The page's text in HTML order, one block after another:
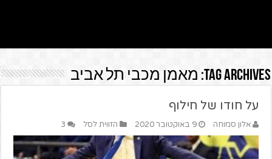
Tag Archives: מאמן מכבי תל אביב
על חודו של חילוף
אלון סמוחה 9 באוקטובר 2020 הזווית לסל 3